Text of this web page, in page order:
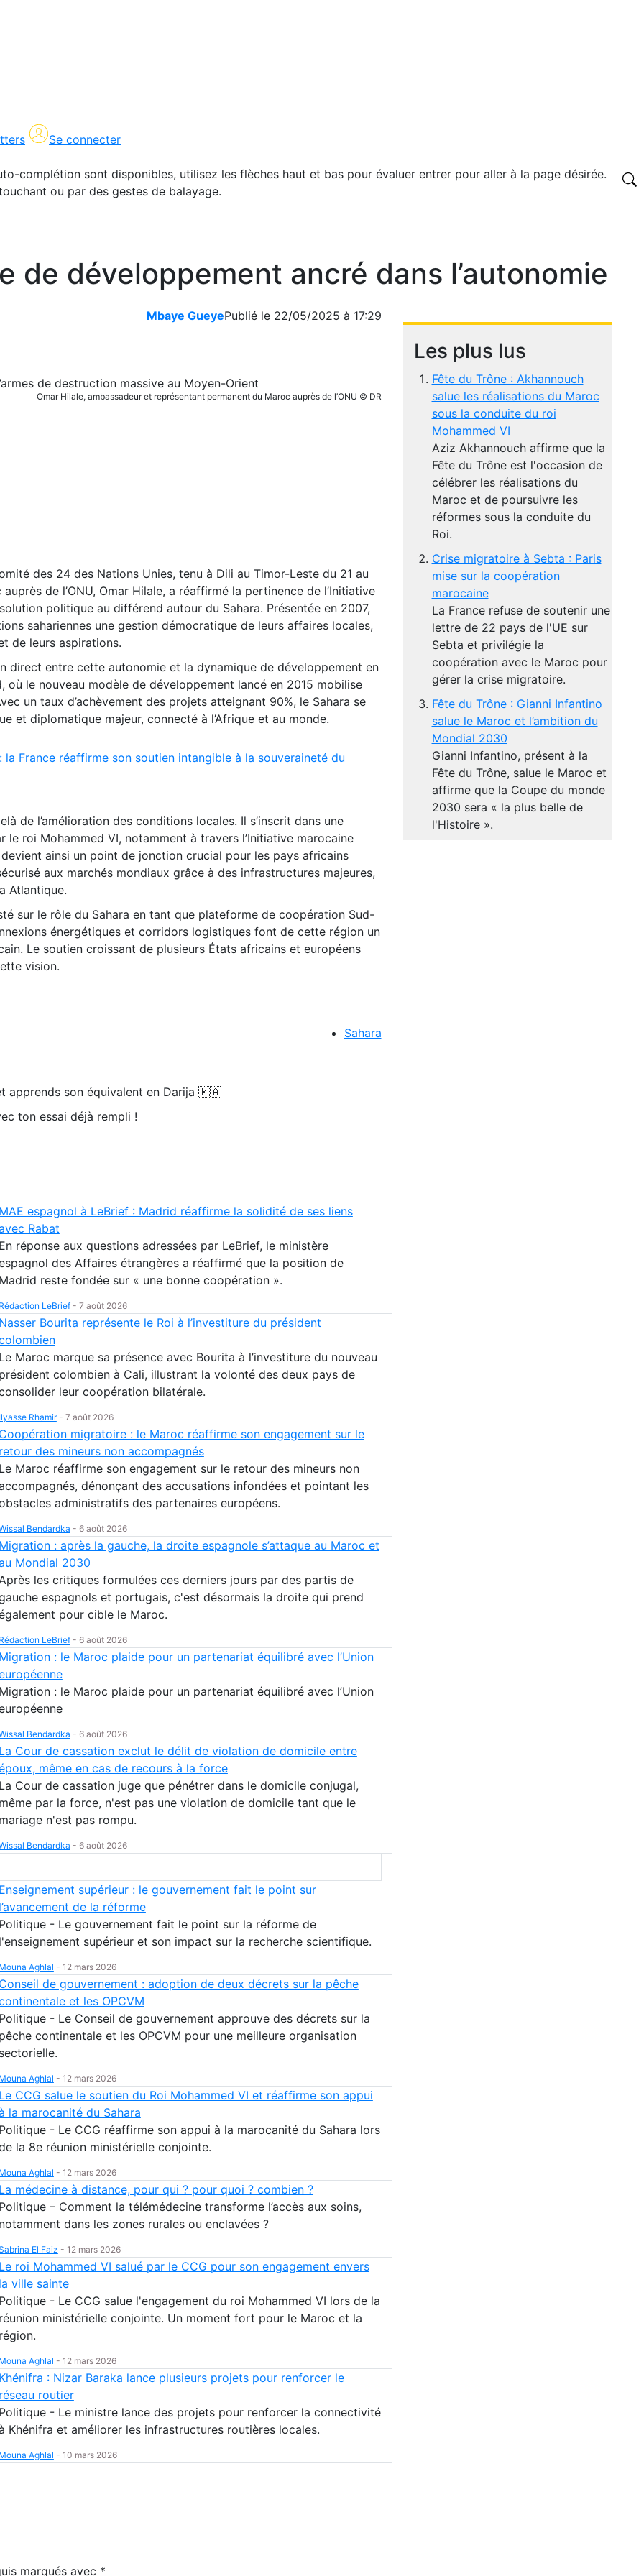
Se connecter
complétion sont disponibles, utilisez les flèches haut et bas pour évaluer entrer pour aller à la page désirée.
ou par des gestes de balayage.
de développement ancré dans l’autonomie
Mbaye GueyePublié le 22/05/2025 à 17:29
Omar Hilale, ambassadeur et représentant permanent du Maroc auprès de l’ONU © DR
des 24 des Nations Unies, tenu à Dili au Timor-Leste du 21 au
de l’ONU, Omar Hilale, a réaffirmé la pertinence de l’Initiative
politique au différend autour du Sahara. Présentée en 2007,
sahariennes une gestion démocratique de leurs affaires locales,
de leurs aspirations.
direct entre cette autonomie et la dynamique de développement en
où le nouveau modèle de développement lancé en 2015 mobilise
un taux d’achèvement des projets atteignant 90%, le Sahara se
et diplomatique majeur, connecté à l’Afrique et au monde.
la France réaffirme son soutien intangible à la souveraineté du
de l’amélioration des conditions locales. Il s’inscrit dans une
roi Mohammed VI, notamment à travers l’Initiative marocaine
devient ainsi un point de jonction crucial pour les pays africains
aux marchés mondiaux grâce à des infrastructures majeures,
Atlantique.
sur le rôle du Sahara en tant que plateforme de coopération Sud-
énergétiques et corridors logistiques font de cette région un
Le soutien croissant de plusieurs États africains et européens
vision.
Sahara
apprends son équivalent en Darija 🇲🇦
ton essai déjà rempli !
Les plus lus
Fête du Trône : Akhannouch
salue les réalisations du Maroc
sous la conduite du roi
Mohammed VI
Aziz Akhannouch affirme que la
Fête du Trône est l'occasion de
célébrer les réalisations du
Maroc et de poursuivre les
réformes sous la conduite du
Roi.
Crise migratoire à Sebta : Paris
mise sur la coopération
marocaine
La France refuse de soutenir une
lettre de 22 pays de l'UE sur
Sebta et privilégie la
coopération avec le Maroc pour
gérer la crise migratoire.
Fête du Trône : Gianni Infantino
salue le Maroc et l’ambition du
Mondial 2030
Gianni Infantino, présent à la
Fête du Trône, salue le Maroc et
affirme que la Coupe du monde
2030 sera « la plus belle de
l'Histoire ».
MAE espagnol à LeBrief : Madrid réaffirme la solidité de ses liens
Rabat
En réponse aux questions adressées par LeBrief, le ministère
des Affaires étrangères a réaffirmé que la position de
Madrid reste fondée sur « une bonne coopération ».
Rédaction LeBrief- 7 août 2026
Nasser Bourita représente le Roi à l’investiture du président
Le Maroc marque sa présence avec Bourita à l’investiture du nouveau
président colombien à Cali, illustrant la volonté des deux pays de
leur coopération bilatérale.
Ilyasse Rhamir- 7 août 2026
Coopération migratoire : le Maroc réaffirme son engagement sur le
retour des mineurs non accompagnés
Le Maroc réaffirme son engagement sur le retour des mineurs non
dénonçant des accusations infondées et pointant les
administratifs des partenaires européens.
Bendardka - 6 août 2026
Migration : après la gauche, la droite espagnole s’attaque au Maroc et
Mondial 2030
Après les critiques formulées ces derniers jours par des partis de
espagnols et portugais, c'est désormais la droite qui prend
pour cible le Maroc.
Rédaction LeBrief- 6 août 2026
Migration : le Maroc plaide pour un partenariat équilibré avec l’Union
Migration : le Maroc plaide pour un partenariat équilibré avec l’Union
Bendardka - 6 août 2026
La Cour de cassation exclut le délit de violation de domicile entre
même en cas de recours à la force
La Cour de cassation juge que pénétrer dans le domicile conjugal,
même par la force, n'est pas une violation de domicile tant que le
mariage n'est pas rompu.
Bendardka - 6 août 2026
Enseignement supérieur : le gouvernement fait le point sur
l’avancement de la réforme
Politique - Le gouvernement fait le point sur la réforme de
l'enseignement supérieur et son impact sur la recherche scientifique.
Mouna Aghlal - 12 mars 2026
Conseil de gouvernement : adoption de deux décrets sur la pêche
et les OPCVM
Politique - Le Conseil de gouvernement approuve des décrets sur la
pêche continentale et les OPCVM pour une meilleure organisation
sectorielle.
Mouna Aghlal - 12 mars 2026
Le CCG salue le soutien du Roi Mohammed VI et réaffirme son appui
la marocanité du Sahara
Politique - Le CCG réaffirme son appui à la marocanité du Sahara lors
la 8e réunion ministérielle conjointe.
Mouna Aghlal - 12 mars 2026
La médecine à distance, pour qui ? pour quoi ? combien ?
Politique – Comment la télémédecine transforme l’accès aux soins,
notamment dans les zones rurales ou enclavées ?
El Faiz - 12 mars 2026
Le roi Mohammed VI salué par le CCG pour son engagement envers
la ville sainte
Politique - Le CCG salue l'engagement du roi Mohammed VI lors de la
réunion ministérielle conjointe. Un moment fort pour le Maroc et la
région.
Mouna Aghlal - 12 mars 2026
Khénifra : Nizar Baraka lance plusieurs projets pour renforcer le
réseau routier
Politique - Le ministre lance des projets pour renforcer la connectivité
Khénifra et améliorer les infrastructures routières locales.
Mouna Aghlal - 10 mars 2026
marqués avec *